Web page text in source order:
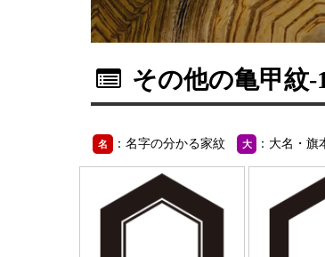
その他の亀甲紋-
名 ：名字の分かる家紋 大 ：大名・旗